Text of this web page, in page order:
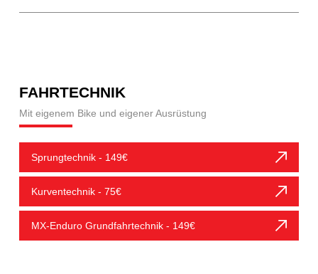
FAHRTECHNIK
Mit eigenem Bike und eigener Ausrüstung
Sprungtechnik - 149€
Kurventechnik - 75€
MX-Enduro Grundfahrtechnik - 149€